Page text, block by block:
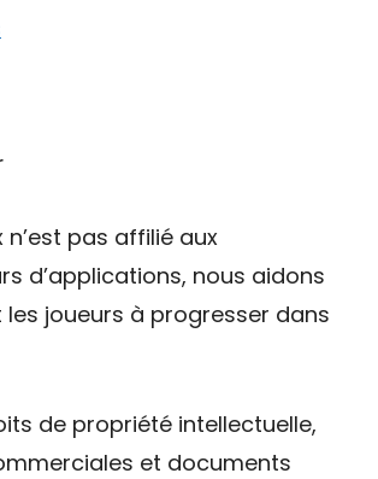
n’est pas affilié aux
d’applications, nous aidons
joueurs à progresser dans
de propriété intellectuelle,
et documents